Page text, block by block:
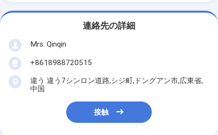
連絡先の詳細
Mrs. Qinqin
+8618988720515
違う 違う7シンロン道路,シジ町,ドングアン市,広東省,
中国
接触